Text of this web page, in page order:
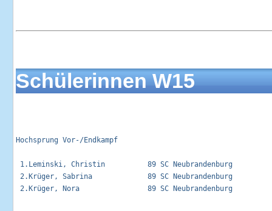
Schülerinnen W15
Hochsprung Vor-/Endkampf
1.Leminski, Christin          89 SC Neubrandenburg
2.Krüger, Sabrina             89 SC Neubrandenburg
2.Krüger, Nora                89 SC Neubrandenburg